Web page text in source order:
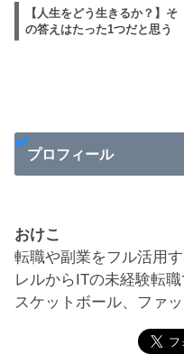
【人生をどう生きるか？】そ
の答えはたった1つだと思う
プロフィール